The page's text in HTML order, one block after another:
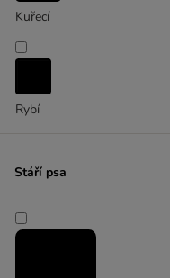
Kuřecí
Rybí
Stáří psa